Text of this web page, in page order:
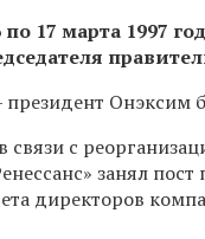
по 17 марта 1997
Онэксим
связи с
занял пост
директоров